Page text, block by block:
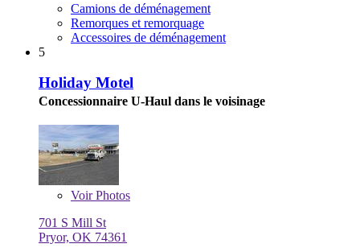
Camions de déménagement
Remorques et remorquage
Accessoires de déménagement
5
Holiday Motel
Concessionnaire U-Haul dans le voisinage
VoirPhotos
701 S Mill St
Pryor, OK 74361